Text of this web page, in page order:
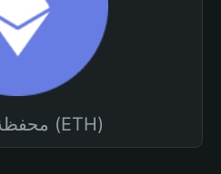
محفظة إيثيريوم (ETH)